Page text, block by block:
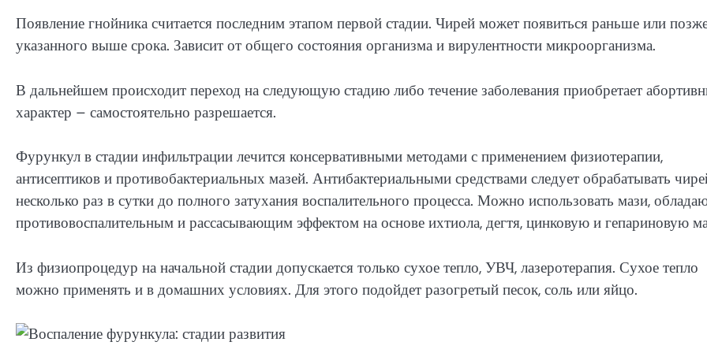
Появление гнойника считается последним этапом первой стадии. Чирей может появиться раньше или
указанного выше срока. Зависит от общего состояния организма и вирулентности микроорганизма.
В дальнейшем происходит переход на следующую стадию либо течение заболевания приобретает
характер – самостоятельно разрешается.
Фурункул в стадии инфильтрации лечится консервативными методами с применением физиотерапии,
антисептиков и противобактериальных мазей. Антибактериальными средствами следует обрабатывать
несколько раз в сутки до полного затухания воспалительного процесса. Можно использовать мази,
противовоспалительным и рассасывающим эффектом на основе ихтиола, дегтя, цинковую и гепариновую
Из физиопроцедур на начальной стадии допускается только сухое тепло, УВЧ, лазеротерапия. Сухое тепло
можно применять и в домашних условиях. Для этого подойдет разогретый песок, соль или яйцо.